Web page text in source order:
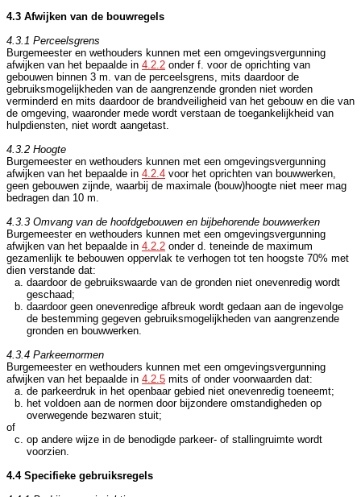
4.3 Afwijken van de bouwregels
4.3.1 Perceelsgrens
Burgemeester en wethouders kunnen met een omgevingsvergunning
afwijken van het bepaalde in 4.2.2 onder f. voor de oprichting van
gebouwen binnen 3 m. van de perceelsgrens, mits daardoor de
gebruiksmogelijkheden van de aangrenzende gronden niet worden
verminderd en mits daardoor de brandveiligheid van het gebouw en die van
de omgeving, waaronder mede wordt verstaan de toegankelijkheid van
hulpdiensten, niet wordt aangetast.
4.3.2 Hoogte
Burgemeester en wethouders kunnen met een omgevingsvergunning
afwijken van het bepaalde in 4.2.4 voor het oprichten van bouwwerken,
geen gebouwen zijnde, waarbij de maximale (bouw)hoogte niet meer mag
bedragen dan 10 m.
4.3.3 Omvang van de hoofdgebouwen en bijbehorende bouwwerken
Burgemeester en wethouders kunnen met een omgevingsvergunning
afwijken van het bepaalde in 4.2.2 onder d. teneinde de maximum
gezamenlijk te bebouwen oppervlak te verhogen tot ten hoogste 70% met
dien verstande dat:
daardoor de gebruikswaarde van de gronden niet onevenredig wordt
geschaad;
daardoor geen onevenredige afbreuk wordt gedaan aan de ingevolge
de bestemming gegeven gebruiksmogelijkheden van aangrenzende
gronden en bouwwerken.
4.3.4 Parkeernormen
Burgemeester en wethouders kunnen met een omgevingsvergunning
afwijken van het bepaalde in 4.2.5 mits of onder voorwaarden dat:
de parkeerdruk in het openbaar gebied niet onevenredig toeneemt;
het voldoen aan de normen door bijzondere omstandigheden op
overwegende bezwaren stuit;
of
op andere wijze in de benodigde parkeer- of stallingruimte wordt
voorzien.
4.4 Specifieke gebruiksregels